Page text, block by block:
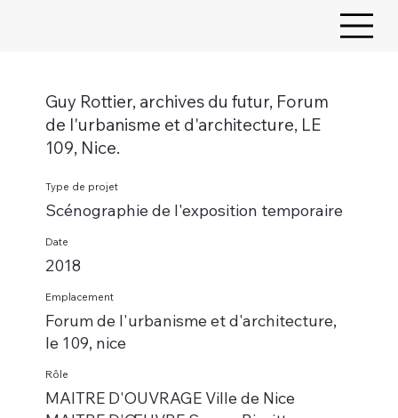
Guy Rottier, archives du futur, Forum
de l'urbanisme et d'architecture, LE
109, Nice.
Type de projet
Scénographie de l'exposition temporaire
Date
2018
Emplacement
Forum de l'urbanisme et d'architecture,
le 109, nice
Rôle
MAITRE D'OUVRAGE Ville de Nice